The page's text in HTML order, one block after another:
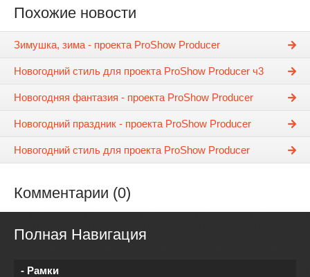
Похожие новости
Зимушка, зима - проекта ProShow Producer
Новогодний стиль для проекта ProShow Producer ч3
Новогодняя фантазия - проекта ProShow Producer
Новогодний праздник - проекта ProShow Producer
Новогодний стиль для проекта ProShow Producer
Комментарии (0)
Полная Навигация
- Рамки